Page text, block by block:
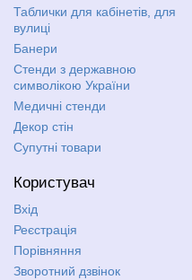
Таблички для кабінетів, для
вулиці
Банери
Стенди з державною
символікою України
Медичні стенди
Декор стін
Супутні товари
Користувач
Вхід
Реєстрація
Порівняння
Зворотний дзвінок